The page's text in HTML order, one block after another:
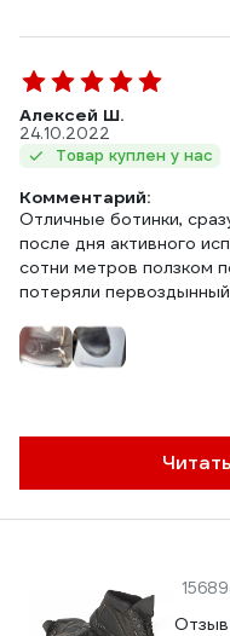
Алексей Ш.
24.10.2022
Товар куплен у нас
Комментарий:
Отличные ботинки,
после дня активного
сотни метров ползком
потеряли